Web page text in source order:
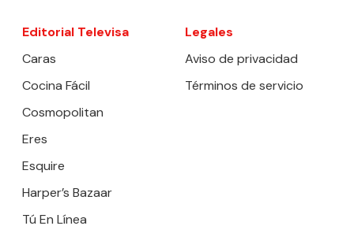
Editorial Televisa
Caras
Cocina Fácil
Cosmopolitan
Eres
Esquire
Harper’s Bazaar
Tú En Línea
Legales
Aviso de privacidad
Términos de servicio